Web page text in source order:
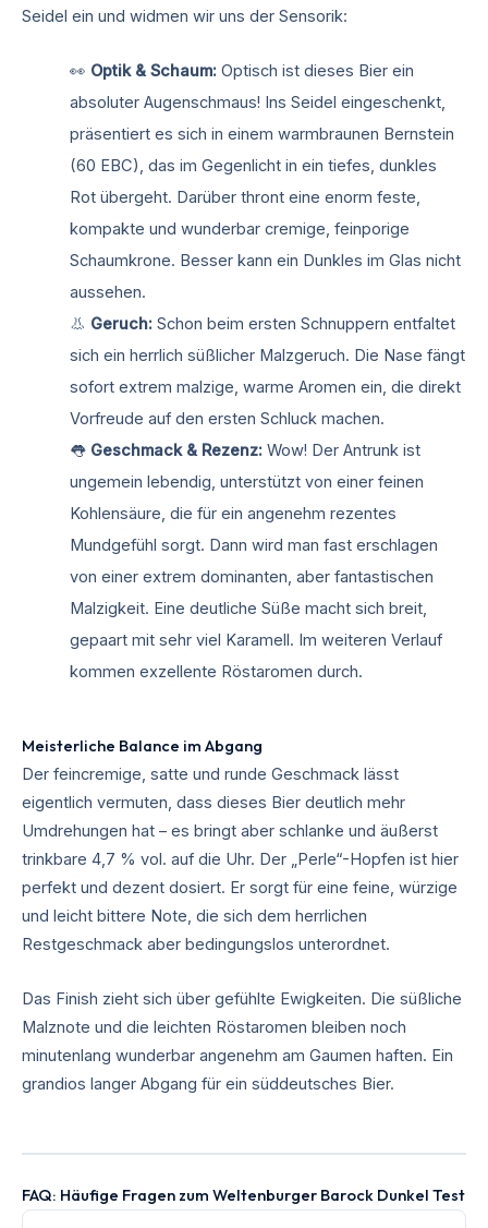
Seidel ein und widmen wir uns der Sensorik:
👀 Optik & Schaum:Optisch ist dieses Bier ein
absoluter Augenschmaus! Ins Seidel eingeschenkt,
präsentiert es sich in einem warmbraunen Bernstein
(60 EBC), das im Gegenlicht in ein tiefes, dunkles
Rot übergeht. Darüber thront eine enorm feste,
kompakte und wunderbar cremige, feinporige
Schaumkrone. Besser kann ein Dunkles im Glas nicht
aussehen.
👃 Geruch:Schon beim ersten Schnuppern entfaltet
sich ein herrlich süßlicher Malzgeruch. Die Nase fängt
sofort extrem malzige, warme Aromen ein, die direkt
Vorfreude auf den ersten Schluck machen.
👅 Geschmack & Rezenz:Wow! Der Antrunk ist
ungemein lebendig, unterstützt von einer feinen
Kohlensäure, die für ein angenehm rezentes
Mundgefühl sorgt. Dann wird man fast erschlagen
von einer extrem dominanten, aber fantastischen
Malzigkeit. Eine deutliche Süße macht sich breit,
gepaart mit sehr viel Karamell. Im weiteren Verlauf
kommen exzellente Röstaromen durch.
Meisterliche Balance im Abgang
Der feincremige, satte und runde Geschmack lässt
eigentlich vermuten, dass dieses Bier deutlich mehr
Umdrehungen hat – es bringt aber schlanke und äußerst
trinkbare 4,7 % vol. auf die Uhr. Der „Perle“-Hopfen ist hier
perfekt und dezent dosiert. Er sorgt für eine feine, würzige
und leicht bittere Note, die sich dem herrlichen
Restgeschmack aber bedingungslos unterordnet.
Das Finish zieht sich über gefühlte Ewigkeiten. Die süßliche
Malznote und die leichten Röstaromen bleiben noch
minutenlang wunderbar angenehm am Gaumen haften. Ein
grandios langer Abgang für ein süddeutsches Bier.
FAQ: Häufige Fragen zum Weltenburger Barock Dunkel Test